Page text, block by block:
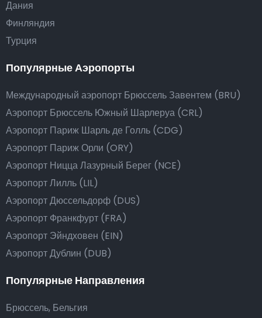
Дания
Финляндия
Турция
Популярные Аэропорты
Международный аэропорт Брюссель Завентем (BRU)
Аэропорт Брюссель Южный Шарлеруа (CRL)
Аэропорт Париж Шарль де Голль (CDG)
Аэропорт Париж Орли (ORY)
Аэропорт Ницца Лазурный Берег (NCE)
Аэропорт Лилль (LIL)
Аэропорт Дюссельдорф (DUS)
Аэропорт Франкфурт (FRA)
Аэропорт Эйндховен (EIN)
Аэропорт Дублин (DUB)
Популярные Направления
Брюссель, Бельгия